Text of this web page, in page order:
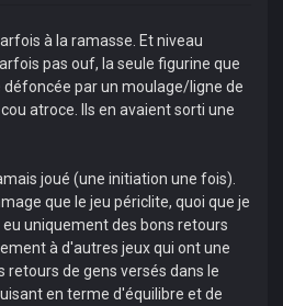
à la ramasse. Et niveau
pas ouf, la seule figurine que
défoncée par un moulage/ligne de
atroce. Ils en avaient sorti une
joué (une initiation une fois).
que le jeu périclite, quoi que je
uniquement des bons retours
à d'autres jeux qui ont une
retours de gens versés dans le
en terme d'équilibre et de